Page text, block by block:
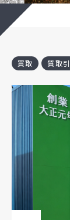
買取 質取引